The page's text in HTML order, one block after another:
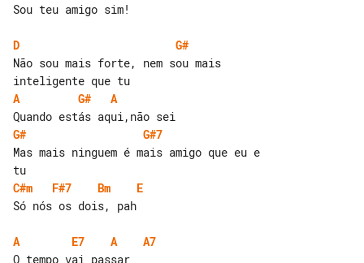
Sou teu amigo sim!
D
G#
Não sou mais forte, nem sou mais
A
G#
A
G#
G#7
Mas mais ninguem é mais amigo que eu e
C#m
F#7 Bm
E
Só nós os dois, pah
A E7 A
A7